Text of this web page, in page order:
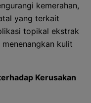
kemerahan,
yang terkait
topikal ekstrak
kulit
Kerusakan